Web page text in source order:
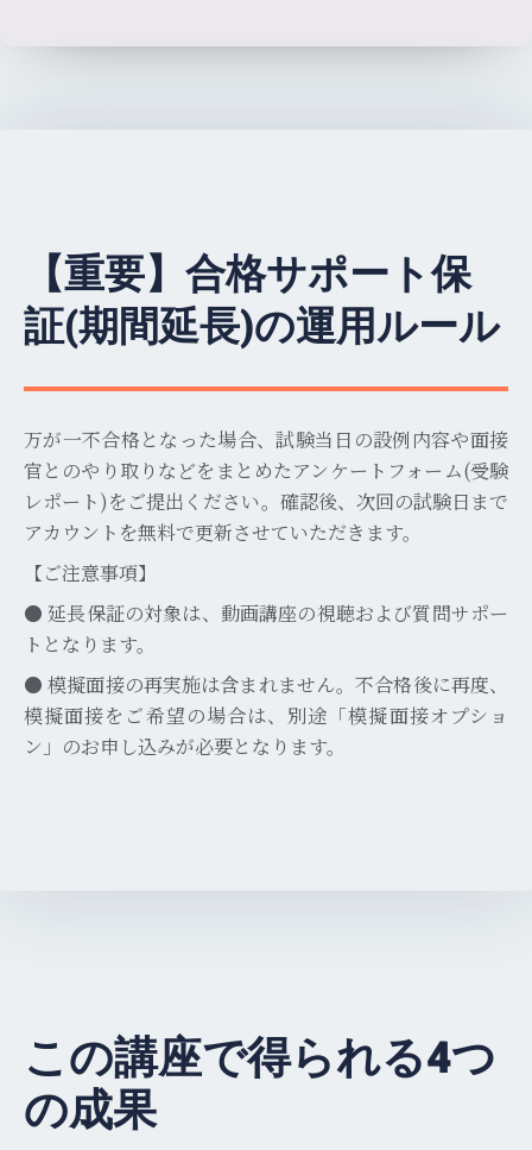
【重要】合格サポート保
証(期間延長)の運用ルール
万が一不合格となった場合、試験当日の設例内容や面接
官とのやり取りなどをまとめたアンケートフォーム(受験
レポート)をご提出ください。確認後、次回の試験日まで
アカウントを無料で更新させていただきます。
【ご注意事項】
● 延長保証の対象は、動画講座の視聴および質問サポー
トとなります。
●模擬面接の再実施は含まれません。不合格後に再度、
模擬面接をご希望の場合は、別途「模擬面接オプショ
ン」のお申し込みが必要となります。
この講座で得られる4つ
の成果